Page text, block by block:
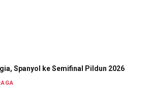
Spanyol ke Semifinal Pildun 2026